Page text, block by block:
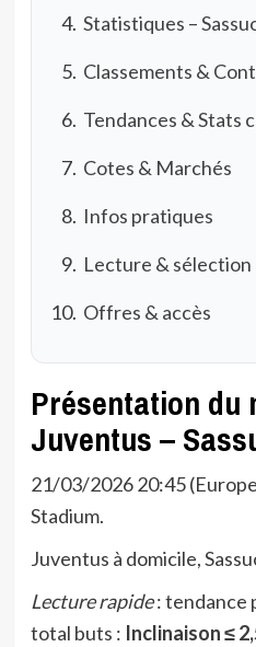
Statistiques –
Classements &
Tendances & Stats
Cotes & Marchés
Infos pratiques
Lecture & sélection
Offres & accès
Présentation du
Juventus –
21/03/2026 20:45
Stadium.
Juventus à domicile,
Lecture rapide: tendance
total buts : Inclinaison ≤